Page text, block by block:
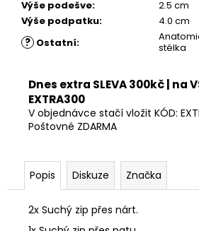
Výše podešve:
2.5 cm
Výše podpatku: 4.0 cm
? Ostatní:
stélka
Dnes extra SLEVA 300kč | na
EXTRA300
V objednávce stačí vložit KÓD:
Poštovné ZDARMA
Popis Diskuze Značka
2x Suchý zip přes nárt.